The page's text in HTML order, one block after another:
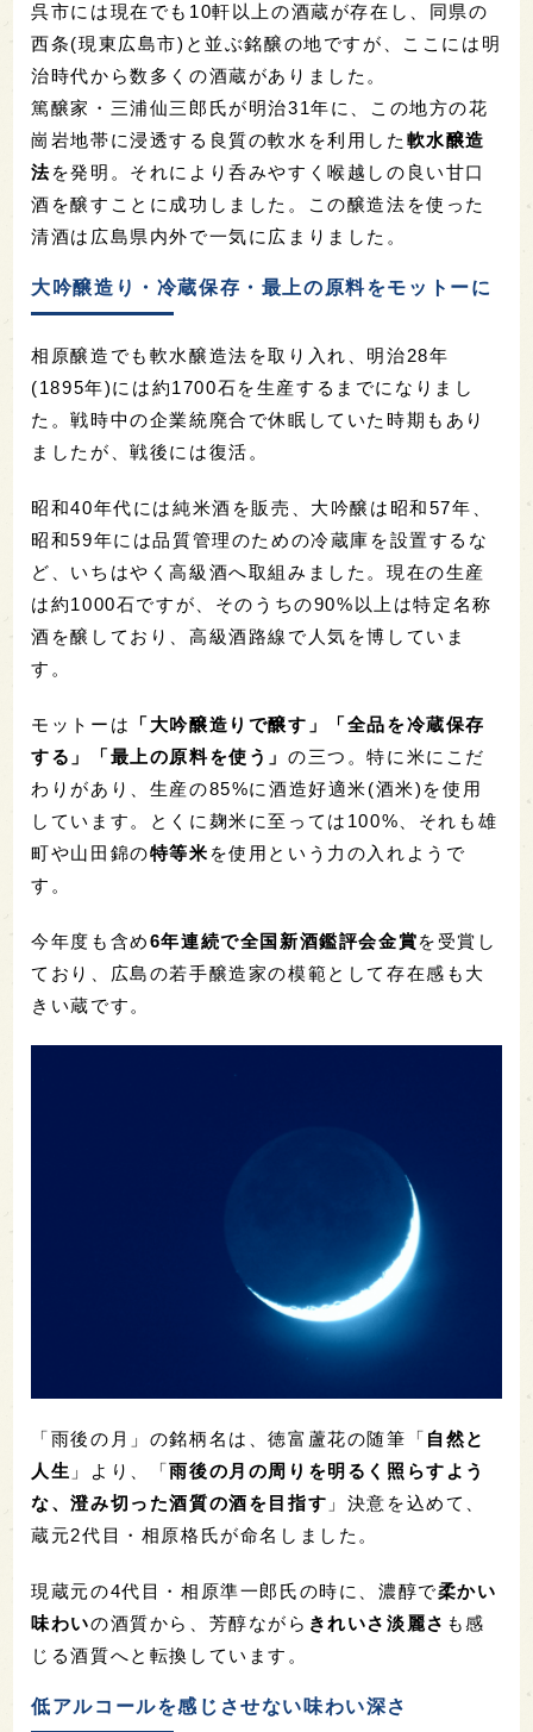
呉市には現在でも10軒以上の酒蔵が存在し、同県の
西条(現東広島市)と並ぶ銘醸の地ですが、ここには明
治時代から数多くの酒蔵がありました。
篤醸家・三浦仙三郎氏が明治31年に、この地方の花
崗岩地帯に浸透する良質の軟水を利用した 軟水醸造
法を発明。それにより呑みやすく喉越しの良い甘口
酒を醸すことに成功しました。この醸造法を使った
清酒は広島県内外で一気に広まりました。
大吟醸造り・冷蔵保存・最上の原料をモットーに
相原醸造でも軟水醸造法を取り入れ、明治28年
(1895年)には約1700石を生産するまでになりまし
た。戦時中の企業統廃合で休眠していた時期もあり
ましたが、戦後には復活。
昭和40年代には純米酒を販売、大吟醸は昭和57年、
昭和59年には品質管理のための冷蔵庫を設置するな
ど、いちはやく高級酒へ取組みました。現在の生産
は約1000石ですが、そのうちの90% 以上は特定名称
酒を醸しており、高級酒路線で人気を博していま
す。
モットーは
「大吟醸造りで醸す」「全品を冷蔵保存
する」「最上の原料を使う」の三つ。特に米にこだ
わりがあり、生産の85%に酒造好適米(酒米)を使用
しています。とくに麹米に至っては 100% 、それも雄
町や山田錦の特等米 を使用という力の入れようで
す。
今年度も含め6年連続で全国新酒鑑評会金賞を受賞し
ており、広島の若手醸造家の模範として存在感も大
きい蔵です。
「雨後の月」の銘柄名は、徳富蘆花の随筆「 自然と
人生 」より、「雨後の月の周りを明るく照らすよう
な、澄み切った酒質の酒を目指す 」決意を込めて、
蔵元2代目・相原格氏が命名しました。
現蔵元の4代目・相原準一郎氏の時に、濃醇で柔かい
味わいの酒質から、芳醇ながら きれいさ淡麗さ も感
じる酒質へと転換しています。
低アルコールを感じさせない味わい深さ